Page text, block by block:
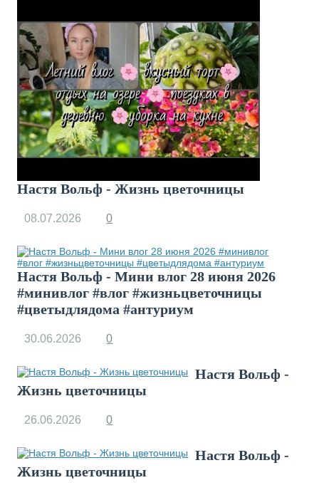
Настя Вольф - Жизнь цветочницы
08.07.2026 0
Настя Вольф - Мини влог 28 июня 2026
#минивлог #влог #жизньцветочницы
#цветыдлядома #антуриум
30.06.2026 0
Настя Вольф -
Жизнь цветочницы
26.06.2026 0
Настя Вольф -
Жизнь цветочницы